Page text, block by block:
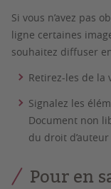
Si vous n’avez pas
ligne certaines
souhaitez diffuser
Retirez-les de la
Signalez les
Document non
du droit d’auteur
Pour en